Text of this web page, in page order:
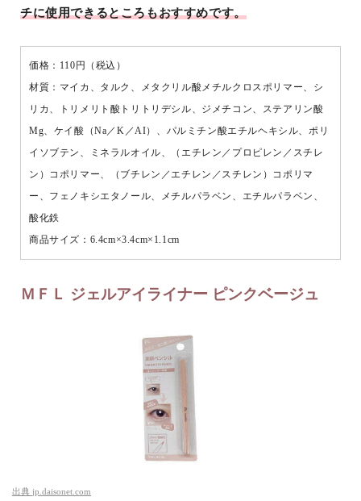
チに使用できるところもおすすめです。
価格：110円（税込）
材質：マイカ、タルク、メタクリル酸メチルクロスポリマー、シ
リカ、トリメリト酸トリトリデシル、ジメチコン、ステアリン酸
Mg、ケイ酸（Na／K／AI）、パルミチン酸エチルヘキシル、ポリ
イソブテン、ミネラルオイル、（エチレン／プロピレン／スチレ
ン）コポリマー、（ブチレン／エチレン／スチレン）コポリマ
ー、フェノキシエタノール、メチルパラベン、エチルパラベン、
酸化鉄
商品サイズ：6.4cm×3.4cm×1.1cm
ＭＦＬ ジェルアイライナー ピンクベージュ
出典 jp.daisonet.com